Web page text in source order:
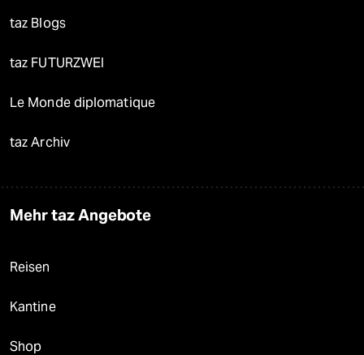
taz Blogs
taz FUTURZWEI
Le Monde diplomatique
taz Archiv
Mehr taz Angebote
Reisen
Kantine
Shop